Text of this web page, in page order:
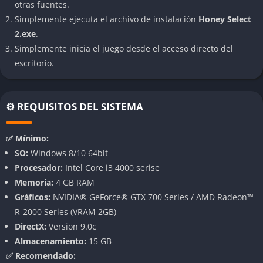
Puedes modificar desde los rasgos faciales más sutiles hasta la
forma exacta del iris, el tono de la piel, la complexión corporal
o el estilo de cabello. Todo es moldeable y combinable,
permitiendo crear desde figuras estilizadas de anime hasta
recreaciones increíblemente cercanas a personas reales. La
ropa, los accesorios y las expresiones faciales también son
Estética visual con estilo híbrido
El motor gráfico logra un equilibrio muy atractivo entre un
acabado realista y una estética claramente inspirada en el
anime japonés. Las texturas, la iluminación y las animaciones
refuerzan esta mezcla, haciendo que cada personaje se sienta
vívido, expresivo y único. Los entornos, aunque no son el foco
principal, acompañan con decoración variada y buena
integración con la acción.
Interacción física y emocional configurable
otras fuentes.
Simplemente ejecuta el archivo de instalación Honey Select
2.exe.
Simplemente inicia el juego desde el acceso directo del
escritorio.
⚙️ REQUISITOS DEL SISTEMA
✅ Mínimo:
SO: Windows 8/10 64bit
Procesador: Intel Core i3 4000 serise
Memoria: 4 GB RAM
Gráficos: NVIDIA® GeForce® GTX 700 Series / AMD Radeon™
R-2000 Series (VRAM 2GB)
DirectX: Version 9.0c
Almacenamiento: 15 GB
✅ Recomendado: